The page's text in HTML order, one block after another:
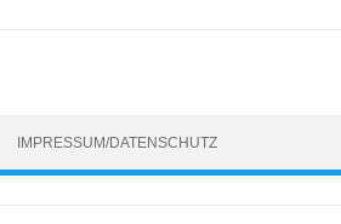
IMPRESSUM/DATENSCHUTZ